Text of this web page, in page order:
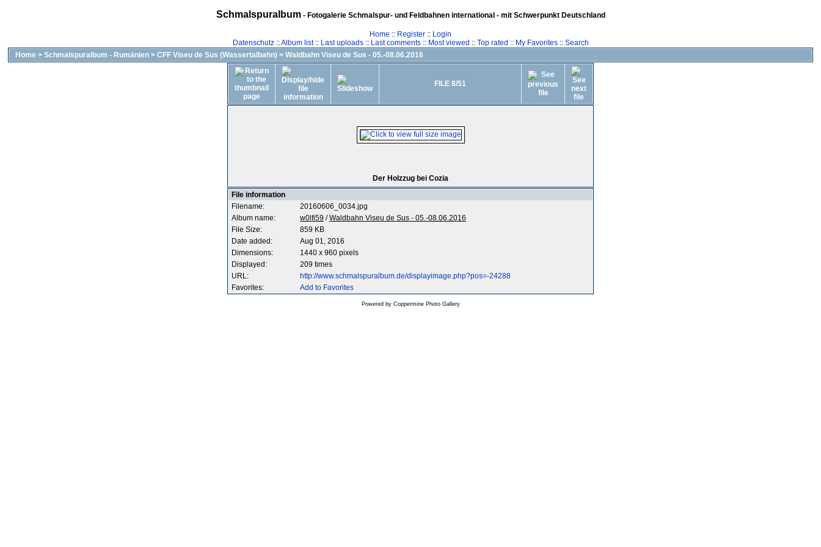
Schmalspuralbum- Fotogalerie Schmalspur- und Feldbahnen international - mit Schwerpunkt Deutschland
Home :: Register :: Login
Datenschutz::Album list:: Last uploads:: Last comments:: Most viewed :: Top rated :: My Favorites:: Search
Home > Schmalspuralbum - Rumänien > CFF Viseu de Sus (Wassertalbahn) > Waldbahn Viseu de Sus - 05.-08.06.2016
FILE 8/51
Der Holzzug bei Cozia
File information
Filename:
20160606_0034.jpg
Album name:
w0lfi59 /Waldbahn Viseu de Sus - 05.-08.06.2016
File Size:
859 KB
Date added:
Aug 01, 2016
Dimensions:
1440 x 960 pixels
Displayed:
209 times
URL:
http://www.schmalspuralbum.de/displayimage.php?pos=-24288
Favorites:
Add to Favorites
Powered by Coppermine Photo Gallery